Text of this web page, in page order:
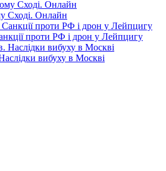
Сході. Онлайн
проти РФ і дрон у Лейпцигу
вибуху в Москві